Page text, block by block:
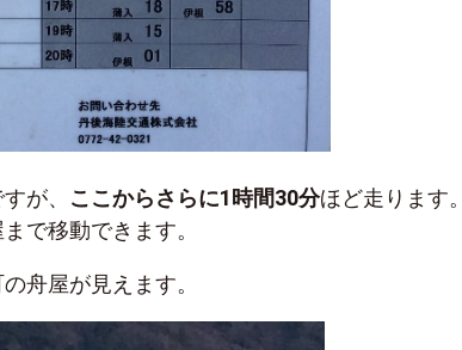
が、 ここからさらに1時間30分ほど走ります
で移動できます。
舟屋が見えます。